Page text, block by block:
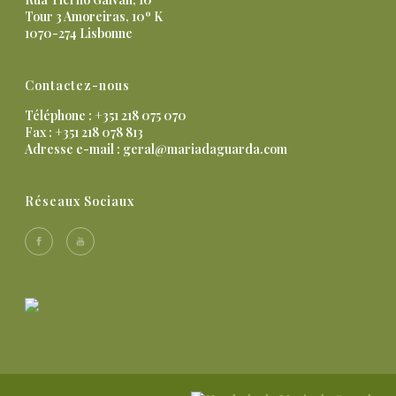
Tour 3 Amoreiras, 10º K
1070-274 Lisbonne
Contactez-nous
Téléphone : +351 218 075 070
Fax : +351 218 078 813
Adresse e-mail : geral@mariadaguarda.com
Réseaux Sociaux